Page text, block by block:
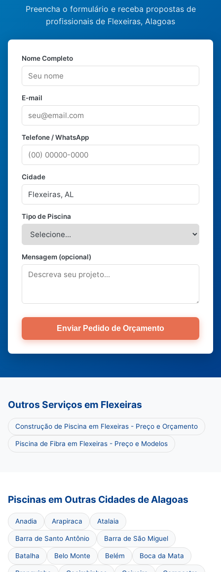
Preencha o formulário e receba propostas de
profissionais de Flexeiras, Alagoas
Nome Completo
E-mail
Telefone / WhatsApp
Cidade
Tipo de Piscina
Mensagem (opcional)
Enviar Pedido de Orçamento
Outros Serviços em Flexeiras
Construção de Piscina em Flexeiras - Preço e Orçamento
Piscina de Fibra em Flexeiras - Preço e Modelos
Piscinas em Outras Cidades de Alagoas
Anadia Arapiraca Atalaia
Barra de Santo Antônio Barra de São Miguel
Batalha Belo Monte Belém Boca da Mata